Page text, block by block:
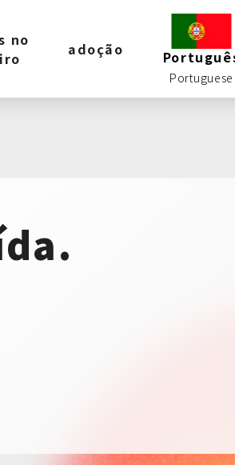
no
adoção